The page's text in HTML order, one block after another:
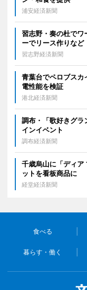
浦安経済新聞
習志野・奏の杜で
ーでリース作りなど
習志野経済新聞
青葉台でペロブス
電性能を検証
港北経済新聞
調布・「歌好きグ
インイベント
調布経済新聞
千歳烏山に「ディ
ットを看板商品に
経堂経済新聞
食べる
暮らす・働く